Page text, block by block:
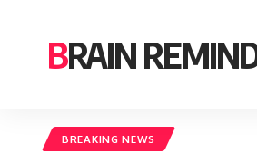
BRAIN
BREAKING NEWS